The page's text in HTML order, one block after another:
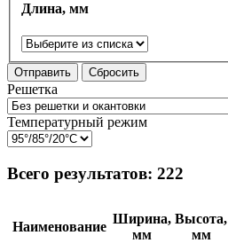
Длина, мм
Отправить Сбросить
Решетка
Температурный режим
Всего результатов: 222
Наименование
Ширина,
мм
Высота,
мм